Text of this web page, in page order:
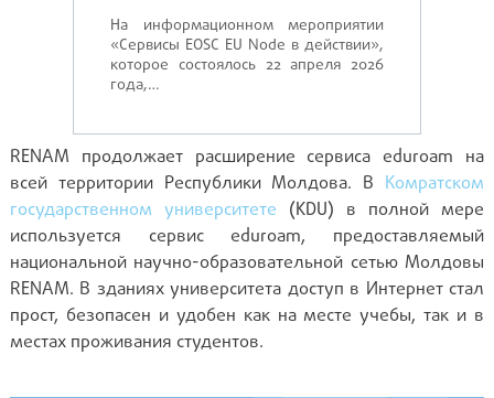
На информационном мероприятии
«Сервисы EOSC EU Node в действии»,
которое состоялось 22 апреля 2026
года,…
RENAM продолжает расширение сервиса eduroam на
всей территории Республики Молдова. В Комратском
государственном университете (KDU) в полной мере
используется сервис eduroam, предоставляемый
национальной научно-образовательной сетью Молдовы
RENAM. В зданиях университета доступ в Интернет стал
прост, безопасен и удобен как на месте учебы, так и в
местах проживания студентов.